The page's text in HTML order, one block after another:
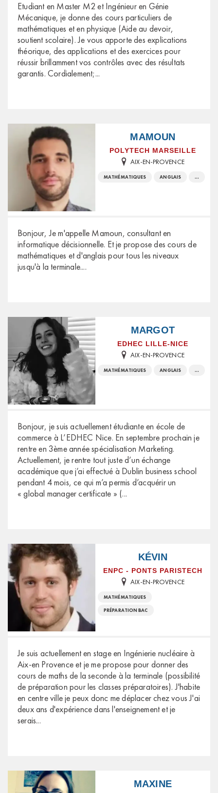
Etudiant en Master M2 et Ingénieur en Génie
Mécanique, je donne des cours particuliers de
mathématiques et en physique (Aide au devoir,
soutient scolaire). Je vous apporte des explications
théorique, des applications et des exercices pour
réussir brillamment vos contrôles avec des résultats
garantis. Cordialement;...
MAMOUN
POLYTECH MARSEILLE
AIX-EN-PROVENCE
MATHÉMATIQUES ANGLAIS ...
Bonjour, Je m'appelle Mamoun, consultant en
informatique décisionnelle. Et je propose des cours de
mathématiques et d'anglais pour tous les niveaux
jusqu'à la terminale....
MARGOT
EDHEC LILLE-NICE
AIX-EN-PROVENCE
MATHÉMATIQUES ANGLAIS ...
Bonjour, je suis actuellement étudiante en école de
commerce à L’EDHEC Nice. En septembre prochain je
rentre en 3ème année spécialisation Marketing.
Actuellement, je rentre tout juste d’un échange
académique que j’ai effectué à Dublin business school
pendant 4 mois, ce qui m’a permis d’acquérir un
« global manager certificate » (...
KÉVIN
ENPC - PONTS PARISTECH
AIX-EN-PROVENCE
MATHÉMATIQUES
PRÉPARATION BAC
Je suis actuellement en stage en Ingénierie nucléaire à
Aix-en Provence et je me propose pour donner des
cours de maths de la seconde à la terminale (possibilité
de préparation pour les classes préparatoires). J'habite
en centre ville je peux donc me déplacer chez vous J'ai
deux ans d'expérience dans l'enseignement et je
serais...
MAXINE